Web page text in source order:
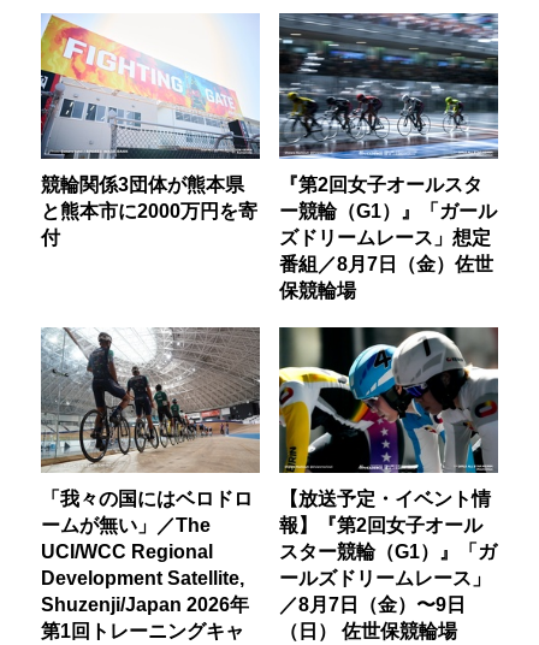
競輪関係3団体が熊本県
と熊本市に2000万円を寄
付
『第2回女子オールスタ
ー競輪（G1）』「ガール
ズドリームレース」想定
番組／8月7日（金）佐世
保競輪場
「我々の国にはベロドロ
ームが無い」／The
UCI/WCC Regional
Development Satellite,
Shuzenji/Japan 2026年
第1回トレーニングキャ
【放送予定・イベント情
報】『第2回女子オール
スター競輪（G1）』「ガ
ールズドリームレース」
／8月7日（金）〜9日
（日） 佐世保競輪場